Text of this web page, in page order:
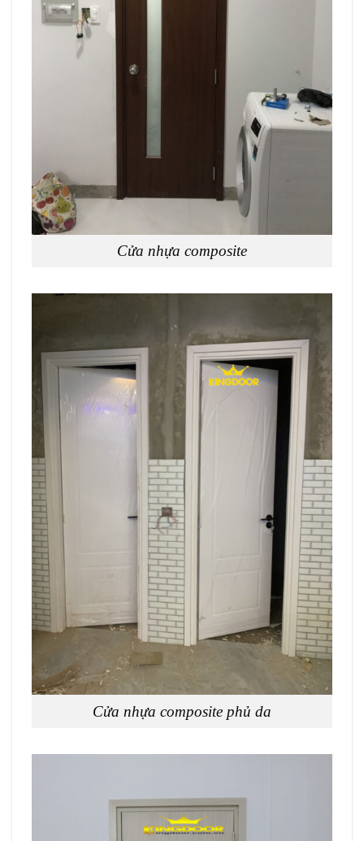
Cửa nhựa composite
Cửa nhựa composite phủ da